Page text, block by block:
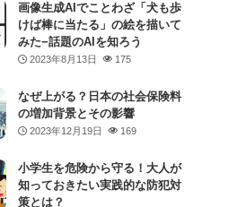
画像生成AIでことわざ「犬も歩
けば棒に当たる」の絵を描いて
みた−話題のAIを知ろう
2023年8月13日 175
なぜ上がる？日本の社会保険料
の増加背景とその影響
2023年12月19日 169
小学生を危険から守る！大人が
知っておきたい実践的な防犯対
策とは？